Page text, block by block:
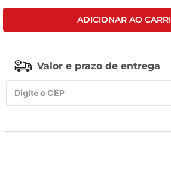
ADICIONAR AO
Valor e prazo de entrega